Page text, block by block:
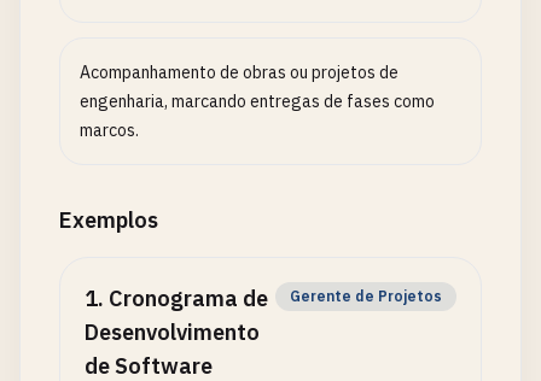
Acompanhamento de obras ou projetos de
engenharia, marcando entregas de fases como
marcos.
Exemplos
1. Cronograma de
Desenvolvimento
de Software
Gerente de Projetos